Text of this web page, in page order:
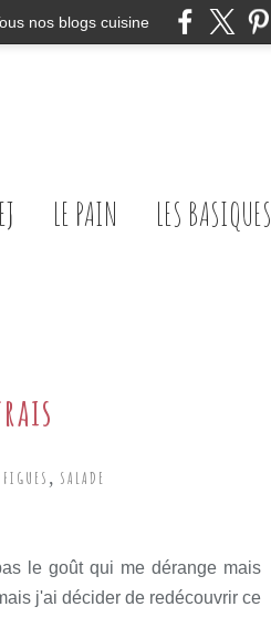
nos blogs cuisine
LE PAIN LES BASIQUES
FIGUES , SALADE
le goût qui me dérange mais
j'ai décider de redécouvrir ce